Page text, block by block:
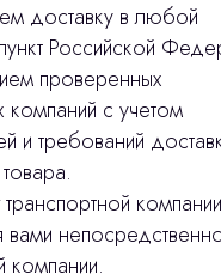
доставку в любой
Российской
проверенных
компаний с учетом
и требований
компании
вами
компании.